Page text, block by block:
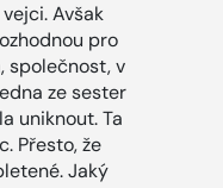
Avšak
pro
společnost, v
ze sester
uniknout. Ta
Přesto, že
Jaký